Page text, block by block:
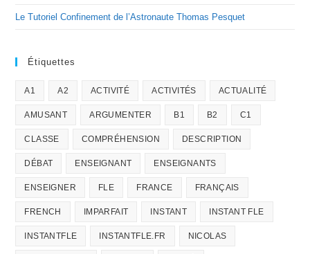
Le Tutoriel Confinement de l’Astronaute Thomas Pesquet
Étiquettes
A1 A2 ACTIVITÉ ACTIVITÉS ACTUALITÉ
AMUSANT ARGUMENTER B1 B2 C1
CLASSE COMPRÉHENSION DESCRIPTION
DÉBAT ENSEIGNANT ENSEIGNANTS
ENSEIGNER FLE FRANCE FRANÇAIS
FRENCH IMPARFAIT INSTANT INSTANT FLE
INSTANTFLE INSTANTFLE.FR NICOLAS